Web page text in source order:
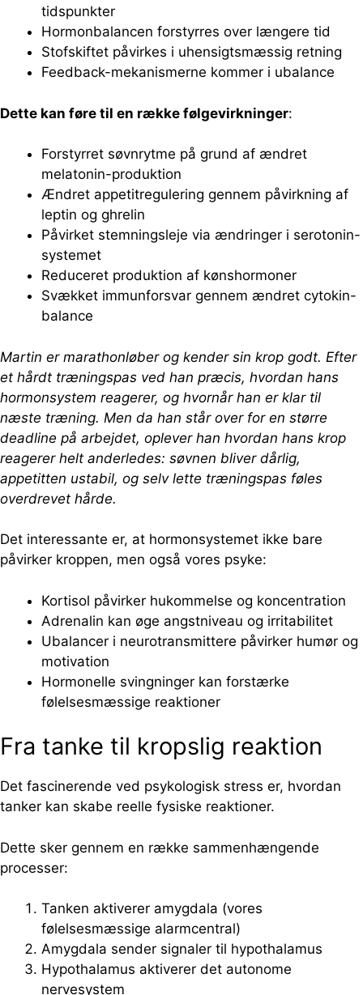
tidspunkter
Hormonbalancen forstyrres over længere tid
Stofskiftet påvirkes i uhensigtsmæssig retning
Feedback-mekanismerne kommer i ubalance
Dette kan føre til en række følgevirkninger:
Forstyrret søvnrytme på grund af ændret
melatonin-produktion
Ændret appetitregulering gennem påvirkning af
leptin og ghrelin
Påvirket stemningsleje via ændringer i serotonin-
systemet
Reduceret produktion af kønshormoner
Svækket immunforsvar gennem ændret cytokin-
balance
Martin er marathonløber og kender sin krop godt. Efter
et hårdt træningspas ved han præcis, hvordan hans
hormonsystem reagerer, og hvornår han er klar til
næste træning. Men da han står over for en større
deadline på arbejdet, oplever han hvordan hans krop
reagerer helt anderledes: søvnen bliver dårlig,
appetitten ustabil, og selv lette træningspas føles
overdrevet hårde.
Det interessante er, at hormonsystemet ikke bare
påvirker kroppen, men også vores psyke:
Kortisol påvirker hukommelse og koncentration
Adrenalin kan øge angstniveau og irritabilitet
Ubalancer i neurotransmittere påvirker humør og
motivation
Hormonelle svingninger kan forstærke
følelsesmæssige reaktioner
Fra tanke til kropslig reaktion
Det fascinerende ved psykologisk stress er, hvordan
tanker kan skabe reelle fysiske reaktioner.
Dette sker gennem en række sammenhængende
processer:
Tanken aktiverer amygdala (vores
følelsesmæssige alarmcentral)
Amygdala sender signaler til hypothalamus
Hypothalamus aktiverer det autonome
nervesystem